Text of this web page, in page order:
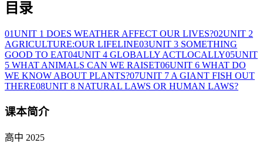
目录
01UNIT 1 DOES WEATHER AFFECT OUR LIVES?02UNIT 2
AGRICULTURE:OUR LIFELINE03UNIT 3 SOMETHING
GOOD TO EAT04UNIT 4 GLOBALLY ACTLOCALLY05UNIT
5 WHAT ANIMALS CAN WE RAISET06UNIT 6 WHAT DO
WE KNOW ABOUT PLANTS?07UNIT 7 A GIANT FISH OUT
THERE08UNIT 8 NATURAL LAWS OR HUMAN LAWS?
课本简介
高中 2025